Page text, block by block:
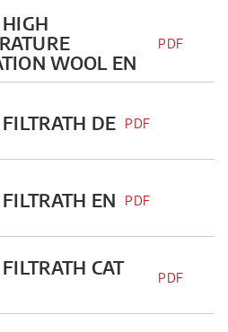
WOOL EN
PDF
DE PDF
EN PDF
CAT
PDF